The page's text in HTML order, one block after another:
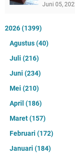
Juni 05,
2026(1399)
Agustus(40)
Juli (216)
Juni (234)
Mei (210)
April (186)
Maret(157)
Februari (172)
Januari (184)